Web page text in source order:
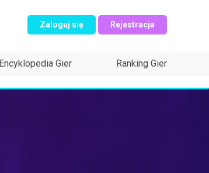
Zaloguj się Rejestracja
Encyklopedia Gier Ranking Gier